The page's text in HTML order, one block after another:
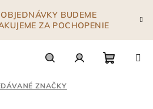
BUDEME
ZA POCHOPENIE
ZNAČKY